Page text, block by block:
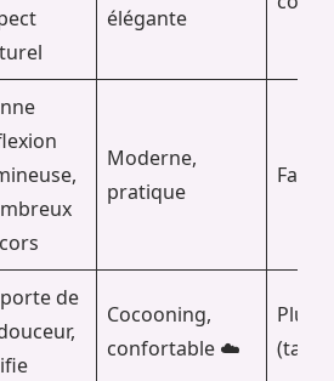
élégante
Moderne,
pratique
Facile
de
Cocooning,
confortable ☁️
Plus